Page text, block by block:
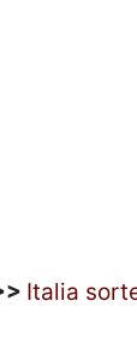
Italia